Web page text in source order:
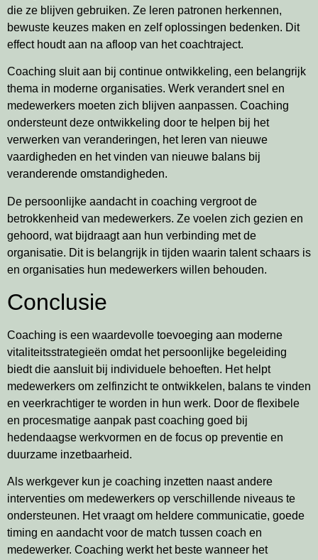
die ze blijven gebruiken. Ze leren patronen herkennen,
bewuste keuzes maken en zelf oplossingen bedenken. Dit
effect houdt aan na afloop van het coachtraject.
Coaching sluit aan bij continue ontwikkeling, een belangrijk
thema in moderne organisaties. Werk verandert snel en
medewerkers moeten zich blijven aanpassen. Coaching
ondersteunt deze ontwikkeling door te helpen bij het
verwerken van veranderingen, het leren van nieuwe
vaardigheden en het vinden van nieuwe balans bij
veranderende omstandigheden.
De persoonlijke aandacht in coaching vergroot de
betrokkenheid van medewerkers. Ze voelen zich gezien en
gehoord, wat bijdraagt aan hun verbinding met de
organisatie. Dit is belangrijk in tijden waarin talent schaars is
en organisaties hun medewerkers willen behouden.
Conclusie
Coaching is een waardevolle toevoeging aan moderne
vitaliteitsstrategieën omdat het persoonlijke begeleiding
biedt die aansluit bij individuele behoeften. Het helpt
medewerkers om zelfinzicht te ontwikkelen, balans te vinden
en veerkrachtiger te worden in hun werk. Door de flexibele
en procesmatige aanpak past coaching goed bij
hedendaagse werkvormen en de focus op preventie en
duurzame inzetbaarheid.
Als werkgever kun je coaching inzetten naast andere
interventies om medewerkers op verschillende niveaus te
ondersteunen. Het vraagt om heldere communicatie, goede
timing en aandacht voor de match tussen coach en
medewerker. Coaching werkt het beste wanneer het